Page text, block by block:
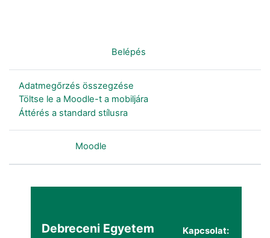
Belépés
Adatmegőrzés összegzése
Töltse le a Moodle-t a mobiljára
Áttérés a standard stílusra
Moodle
Debreceni Egyetem Kapcsolat: